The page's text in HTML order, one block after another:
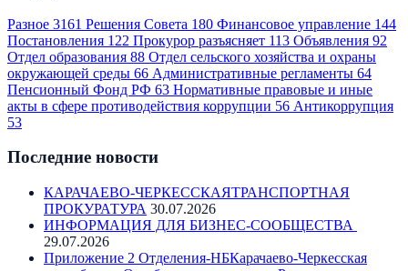
Разное 3161 Решения Совета 180 Финансовое управление 144
Постановления 122 Прокурор разъясняет 113 Объявления 92
Отдел образования 88 Отдел сельского хозяйства и охраны
окружающей среды 66 Административные регламенты 64
Пенсионный Фонд РФ 63 Нормативные правовые и иные
акты в сфере противодействия коррупции 56 Антикоррупция
53
Последние новости
КАРАЧАЕВО-ЧЕРКЕССКАЯТРАНСПОРТНАЯ
ПРОКУРАТУРА 30.07.2026
ИНФОРМАЦИЯ ДЛЯ БИЗНЕС-СООБЩЕСТВА
29.07.2026
Приложение 2 Отделения-НБКарачаево-Черкесская